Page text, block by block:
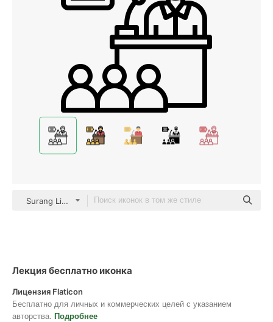
Surang Lineal
Лекция бесплатно иконка
Лицензия Flaticon
Бесплатно для личных и коммерческих целей с указанием
авторства. Подробнее